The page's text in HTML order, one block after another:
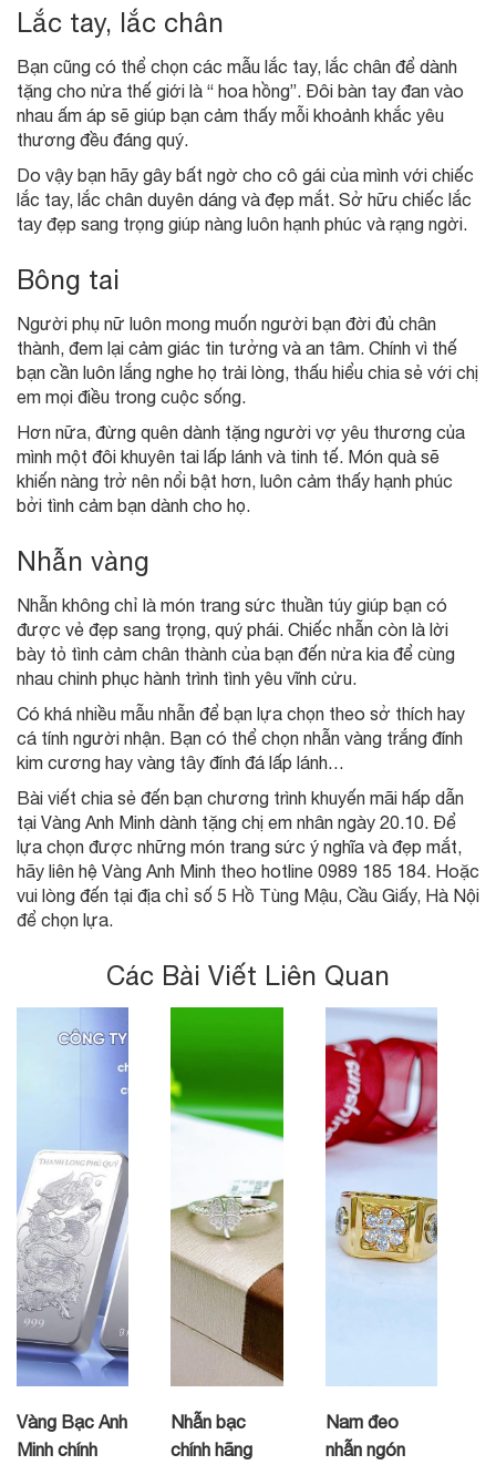
Lắc tay, lắc chân
Bạn cũng có thể chọn các mẫu lắc tay, lắc chân để dành
tặng cho nửa thế giới là “ hoa hồng”. Đôi bàn tay đan vào
nhau ấm áp sẽ giúp bạn cảm thấy mỗi khoảnh khắc yêu
thương đều đáng quý.
Do vậy bạn hãy gây bất ngờ cho cô gái của mình với chiếc
lắc tay, lắc chân duyên dáng và đẹp mắt. Sở hữu chiếc lắc
tay đẹp sang trọng giúp nàng luôn hạnh phúc và rạng ngời.
Bông tai
Người phụ nữ luôn mong muốn người bạn đời đủ chân
thành, đem lại cảm giác tin tưởng và an tâm. Chính vì thế
bạn cần luôn lắng nghe họ trải lòng, thấu hiểu chia sẻ với chị
em mọi điều trong cuộc sống.
Hơn nữa, đừng quên dành tặng người vợ yêu thương của
mình một đôi khuyên tai lấp lánh và tinh tế. Món quà sẽ
khiến nàng trở nên nổi bật hơn, luôn cảm thấy hạnh phúc
bởi tình cảm bạn dành cho họ.
Nhẫn vàng
Nhẫn không chỉ là món trang sức thuần túy giúp bạn có
được vẻ đẹp sang trọng, quý phái. Chiếc nhẫn còn là lời
bày tỏ tình cảm chân thành của bạn đến nửa kia để cùng
nhau chinh phục hành trình tình yêu vĩnh cửu.
Có khá nhiều mẫu nhẫn để bạn lựa chọn theo sở thích hay
cá tính người nhận. Bạn có thể chọn nhẫn vàng trắng đính
kim cương hay vàng tây đính đá lấp lánh…
Bài viết chia sẻ đến bạn chương trình khuyến mãi hấp dẫn
tại Vàng Anh Minh dành tặng chị em nhân ngày 20.10. Để
lựa chọn được những món trang sức ý nghĩa và đẹp mắt,
hãy liên hệ Vàng Anh Minh theo hotline 0989 185 184. Hoặc
vui lòng đến tại địa chỉ số 5 Hồ Tùng Mậu, Cầu Giấy, Hà Nội
để chọn lựa.
Các Bài Viết Liên Quan
Vàng Bạc Anh
Minh chính
Nhẫn bạc
chính hãng
Nam đeo
nhẫn ngón